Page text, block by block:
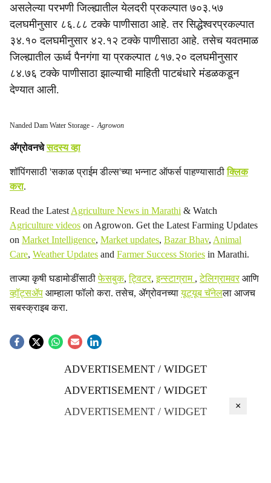
असलेल्या परभणी जिल्ह्यातील येलदरी प्रकल्पात ७०३.५७
दलघमीनुसार ८६.८८ टक्के पाणीसाठा आहे. तर सिद्धेश्‍वरप्रकल्पात
३४.१० दलघमीनुसार ४२.१२ टक्के पाणीसाठा आहे. तसेच यवतमाळ
जिल्ह्यातील ऊर्ध्व पैनगंगा या प्रकल्पात ८१७.२० दलघमीनुसार
८४.७६ टक्के पाणीसाठा झाल्याची माहिती पाटबंधारे मंडळकडून
देण्यात आली.
Nanded Dam Water Storage -Agrowon
ॲग्रोवनचेसदस्य व्हा
शॉपिंगसाठी 'सकाळ प्राईम डील्स'च्या भन्नाट ऑफर्स पाहण्यासाठीक्लिक
करा.
Read the Latest Agriculture News in Marathi & Watch
Agriculture videos on Agrowon. Get the Latest Farming Updates
on Market Intelligence, Market updates, Bazar Bhav, Animal
Care, Weather Updates and Farmer Success Stories in Marathi.
ताज्या कृषी घडामोडींसाठीफेसबुक,ट्विटर,इन्स्टाग्राम ,टेलिग्रामवरआणि
व्हॉट्सॲप आम्हाला फॉलो करा. तसेच, ॲग्रोवनच्यायूट्यूब चॅनेलला आजच
सबस्क्राइब करा.
ADVERTISEMENT / WIDGET
ADVERTISEMENT / WIDGET
ADVERTISEMENT / WIDGET
×